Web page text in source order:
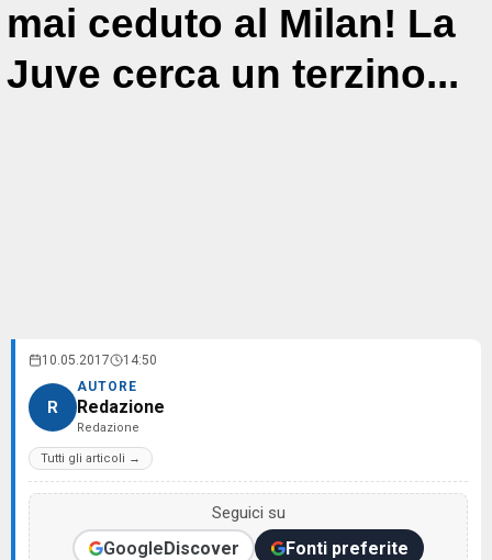
mai ceduto al Milan! La
Juve cerca un terzino...
10.05.2017 14:50
R
AUTORE
Redazione
Redazione
Tutti gli articoli →
Seguici su
GoogleDiscover Fonti preferite